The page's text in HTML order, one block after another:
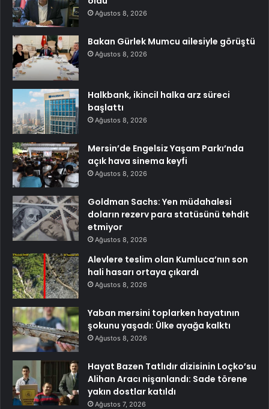
Ağustos 8, 2026
Bakan Gürlek Mumcu ailesiyle görüştü
Ağustos 8, 2026
Halkbank, ikincil halka arz süreci
başlattı
Ağustos 8, 2026
Mersin’de Engelsiz Yaşam Parkı’nda
açık hava sinema keyfi
Ağustos 8, 2026
Goldman Sachs: Yen müdahalesi
doların rezerv para statüsünü tehdit
etmiyor
Ağustos 8, 2026
Alevlere teslim olan Kumluca’nın son
hali hasarı ortaya çıkardı
Ağustos 8, 2026
Yaban mersini toplarken hayatının
şokunu yaşadı: Ülke ayağa kalktı
Ağustos 8, 2026
Hayat Bazen Tatlıdır dizisinin Loçko’su
Alihan Aracı nişanlandı: Sade törene
yakın dostlar katıldı
Ağustos 7, 2026